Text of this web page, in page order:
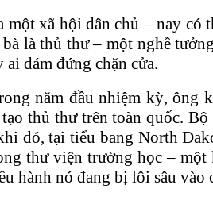
xã hội dân chủ – nay có
là thủ thư – một nghề
dám đứng chặn cửa.
năm đầu nhiệm kỳ, ông
thủ thư trên toàn quốc.
đó, tại tiểu bang North
thư viện trường học –
nó đang bị lôi sâu vào